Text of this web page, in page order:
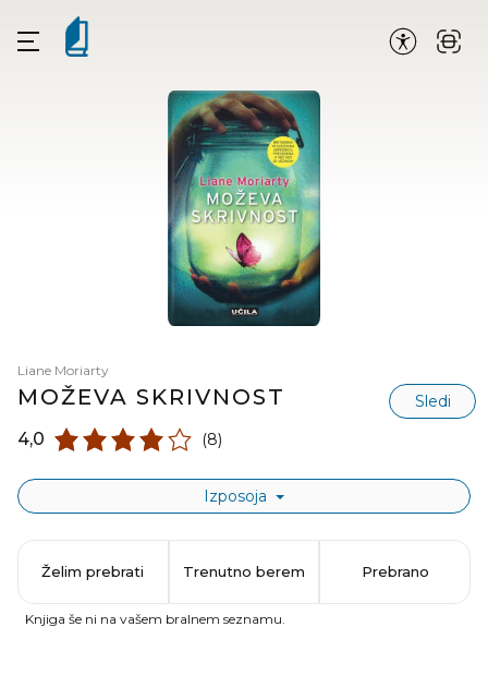
Liane Moriarty
MOŽEVA SKRIVNOST Sledi
4,0 (8)
Izposoja
Želim prebrati Trenutno berem Prebrano
Knjiga še ni na vašem bralnem seznamu.